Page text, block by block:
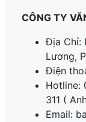
CÔNG TY
Địa Chỉ:
Lương,
Điện
Hotline:
311 (
Email: